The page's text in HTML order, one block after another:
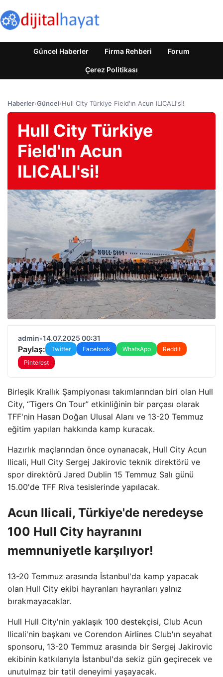
Güncel Haberler Firma Rehberi Forum
Çerez Politikası
Haberler›Güncel›Hull City Türkiye Field'ın Acun ILICALI'si!
Hull City Türkiye
Field'ın Acun
ILICALI'si!
admin•14.07.2025 00:31
Paylaş: Twitter Facebook WhatsApp
Reddit
Pinterest
Birleşik Krallık Şampiyonası takımlarından biri olan Hull
City, “Tigers On Tour” etkinliğinin bir parçası olarak
TFF'nin Hasan Doğan Ulusal Alanı ve 13-20 Temmuz
eğitim yapıları hakkında kamp kuracak.
Hazırlık maçlarından önce oynanacak, Hull City Acun
Ilicali, Hull City Sergej Jakirovic teknik direktörü ve
spor direktörü Jared Dublin 15 Temmuz Salı günü
15.00'de TFF Riva tesislerinde yapılacak.
Acun Ilicali, Türkiye'de neredeyse
100 Hull City hayranını
memnuniyetle karşılıyor!
13-20 Temmuz arasında İstanbul'da kamp yapacak
olan Hull City ekibi hayranları hayranları yalnız
bırakmayacaklar.
Hull Hull City'nin yaklaşık 100 destekçisi, Club Acun
Ilicali'nin başkanı ve Corendon Airlines Club'ın seyahat
sponsoru, 13-20 Temmuz arasında bir Sergej Jakirovic
ekibinin katkılarıyla İstanbul'da sekiz gün geçirecek ve
unutulmaz bir tatil deneyimi yaşayacak.